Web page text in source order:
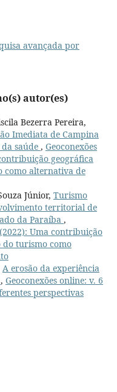
avançada por
autor(es)
Bezerra Pereira,
Imediata de Campina
saúde , Geoconexões
geográfica
como alternativa de
Júnior, Turismo
territorial de
da Paraíba ,
Uma contribuição
do turismo como
A erosão da experiência
, Geoconexões online: v. 6
perspectivas